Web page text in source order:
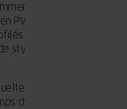
installées en
PVC plaxé et en bois. La
de fenêtres permet
styles architecturaux
permettent une
chaud, mais par temps